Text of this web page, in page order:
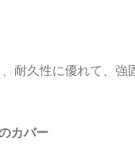
耐久性に優れて、強
カバー